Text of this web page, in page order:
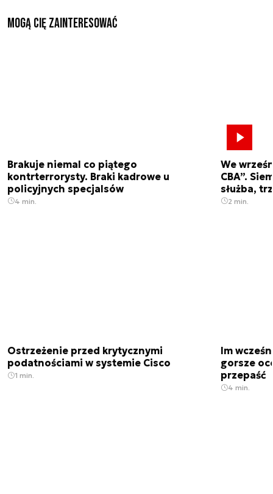
Mogą Cię zainteresować
Brakuje niemal co piątego
kontrterrorysty. Braki kadrowe u
policyjnych specjalsów
4 min.
We
CBA”.
służba,
2 min.
Ostrzeżenie przed krytycznymi
podatnościami w systemie Cisco
1 min.
Im
gorsze
przepaść
4 min.